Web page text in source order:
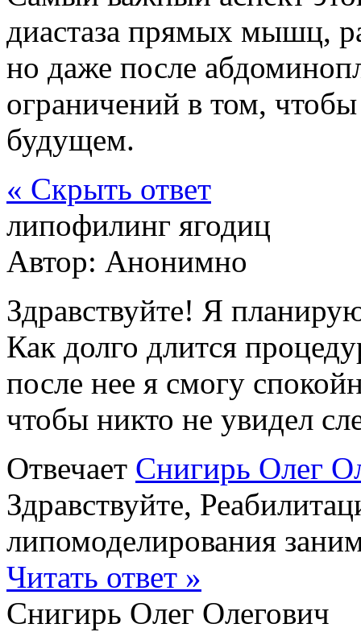
диастаза прямых мышц,
но даже после
ограничений в том,
будущем.
« Скрыть ответ
липофилинг ягодиц
Автор: Анонимно
Здравствуйте! Я
Как долго длится
после нее я смогу
чтобы никто не увидел
Отвечает Снигирь Олег
Здравствуйте,
липомоделирования
Читать ответ »
Снигирь Олег Олегович